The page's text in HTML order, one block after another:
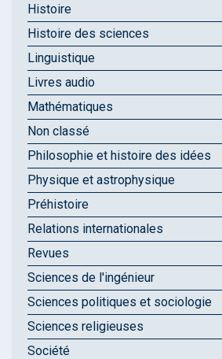
Histoire
Histoire des sciences
Linguistique
Livres audio
Mathématiques
Non classé
Philosophie et histoire des idées
Physique et astrophysique
Préhistoire
Relations internationales
Revues
Sciences de l'ingénieur
Sciences politiques et sociologie
Sciences religieuses
Société